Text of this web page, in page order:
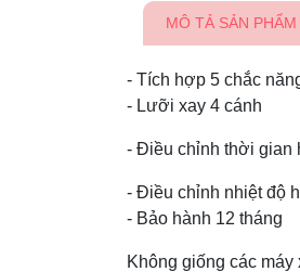
MÔ TẢ SẢN PHẨM
- Tích hợp 5 chắc
- Lưỡi xay 4 cánh
- Điều chỉnh thời gian
- Điều chỉnh nhiệt độ
- Bảo hành 12 tháng
Không giống các